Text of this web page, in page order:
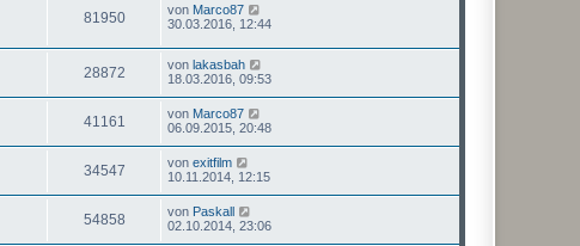
81950 von Marco87
30.03.2016, 12:44
28872 von lakasbah
18.03.2016, 09:53
41161 von Marco87
06.09.2015, 20:48
34547 von exitfilm
10.11.2014, 12:15
54858 von Paskall
02.10.2014, 23:06